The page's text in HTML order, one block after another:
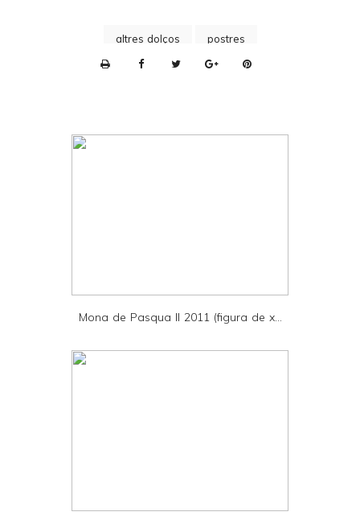
altres dolços
postres
n
d
Mona de Pasqua II 2011 (figura de x...